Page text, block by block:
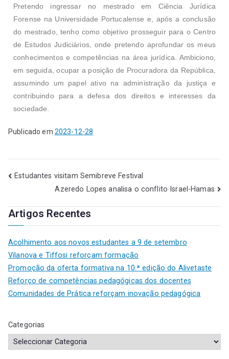
Pretendo ingressar no mestrado em Ciência Jurídica
Forense na Universidade Portucalense e, após a conclusão
do mestrado, tenho como objetivo prosseguir para o Centro
de Estudos Judiciários, onde pretendo aprofundar os meus
conhecimentos e competências na área jurídica. Ambiciono,
em seguida, ocupar a posição de Procuradora da República,
assumindo um papel ativo na administração da justiça e
contribuindo para a defesa dos direitos e interesses da
sociedade.
Publicado em 2023-12-28
Estudantes visitam Semibreve Festival
Azeredo Lopes analisa o conflito Israel-Hamas
Artigos Recentes
Acolhimento aos novos estudantes a 9 de setembro
Vilanova e Tiffosi reforçam formação
Promoção da oferta formativa na 10.ª edição do Alivetaste
Reforço de competências pedagógicas dos docentes
Comunidades de Prática reforçam inovação pedagógica
Categorias